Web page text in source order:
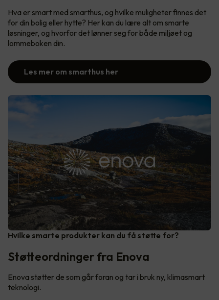
Hva er smart med smarthus, og hvilke muligheter finnes det
for din bolig eller hytte? Her kan du lære alt om smarte
løsninger, og hvorfor det lønner seg for både miljøet og
lommeboken din.
Les mer om smarthus her
Hvilke smarte produkter kan du få støtte for?
Støtteordninger fra Enova
Enova støtter de som går foran og tar i bruk ny, klimasmart
teknologi.